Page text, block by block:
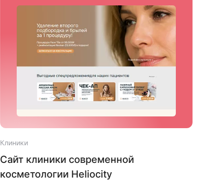
Клиники
Сайт клиники современной
косметологии Heliocity